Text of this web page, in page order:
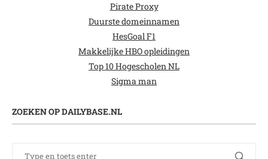
Pirate Proxy
Duurste domeinnamen
HesGoal F1
Makkelijke HBO opleidingen
Top 10 Hogescholen NL
Sigma man
ZOEKEN OP DAILYBASE.NL